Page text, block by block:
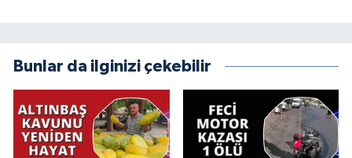
Bunlar da ilginizi çekebilir